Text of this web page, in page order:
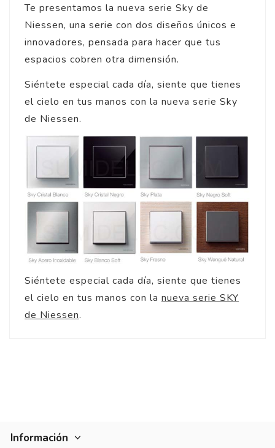
Te presentamos la nueva serie Sky de
Niessen, una serie con dos diseños únicos e
innovadores, pensada para hacer que tus
espacios cobren otra dimensión.
Siéntete especial cada día, siente que tienes
el cielo en tus manos con la nueva serie Sky
de Niessen.
Siéntete especial cada día, siente que tienes
el cielo en tus manos con la nueva serie SKY
de Niessen.
Información